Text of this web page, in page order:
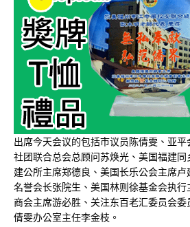
出席今天会议的包括市议员陈倩雯、亚
社团联合总会总顾问苏焕光、美国福建
建公所主席郑德良、美国长乐公会主席
名誉会长张院生、美国林则徐基金会执
商会主席游必胜、关注东百老汇委员会
倩雯办公室主任李金枝。